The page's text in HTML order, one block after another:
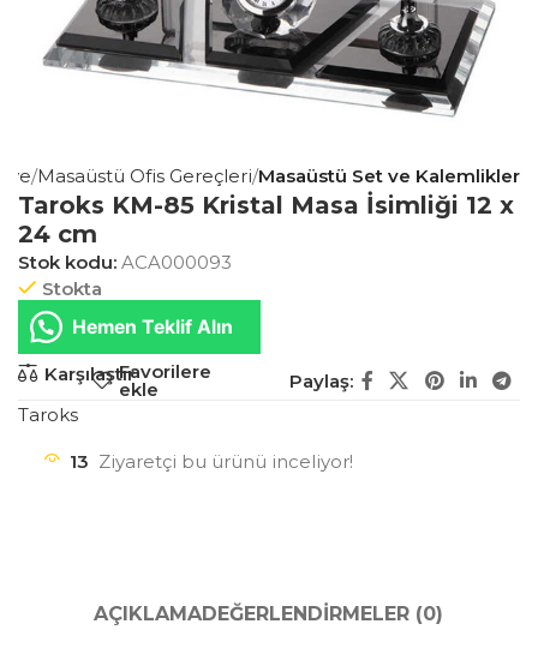
Masaüstü Ofis Gereçleri Masaüstü Set ve Kalemlikler
Taroks KM-85 Kristal Masa İsimliği 12 x
24 cm
Stok kodu: ACA000093
Stokta
Hemen Teklif Alın
KarşılaştırFavorilere
ekle
Paylaş:
Taroks
13 Ziyaretçi bu ürünü inceliyor!
AÇIKLAMADEĞERLENDIRMELER (0)